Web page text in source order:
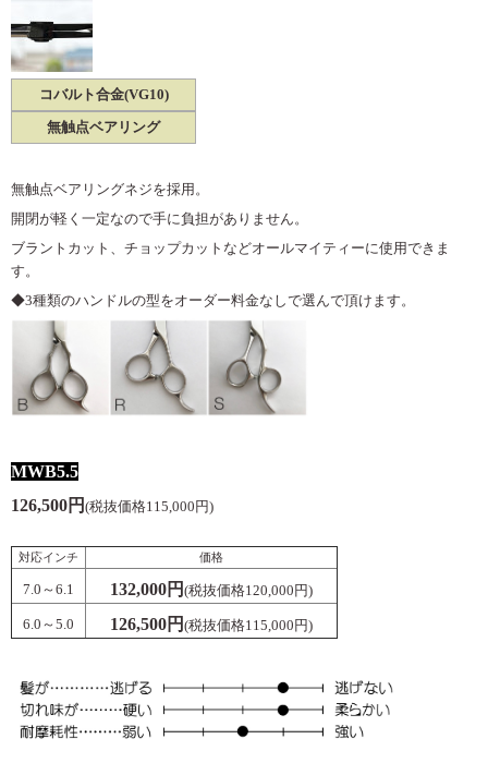
コバルト合金(VG10)
無触点ベアリング
無触点ベアリングネジを採用。
開閉が軽く一定なので手に負担がありません。
ブラントカット、チョップカットなどオールマイティーに使用できま
す。
◆3種類のハンドルの型をオーダー料金なしで選んで頂けます。
MWB5.5
126,500円 (税抜価格115,000円)
対応インチ 価格
7.0～6.1 132,000円 (税抜価格120,000円)
6.0～5.0 126,500円 (税抜価格115,000円)